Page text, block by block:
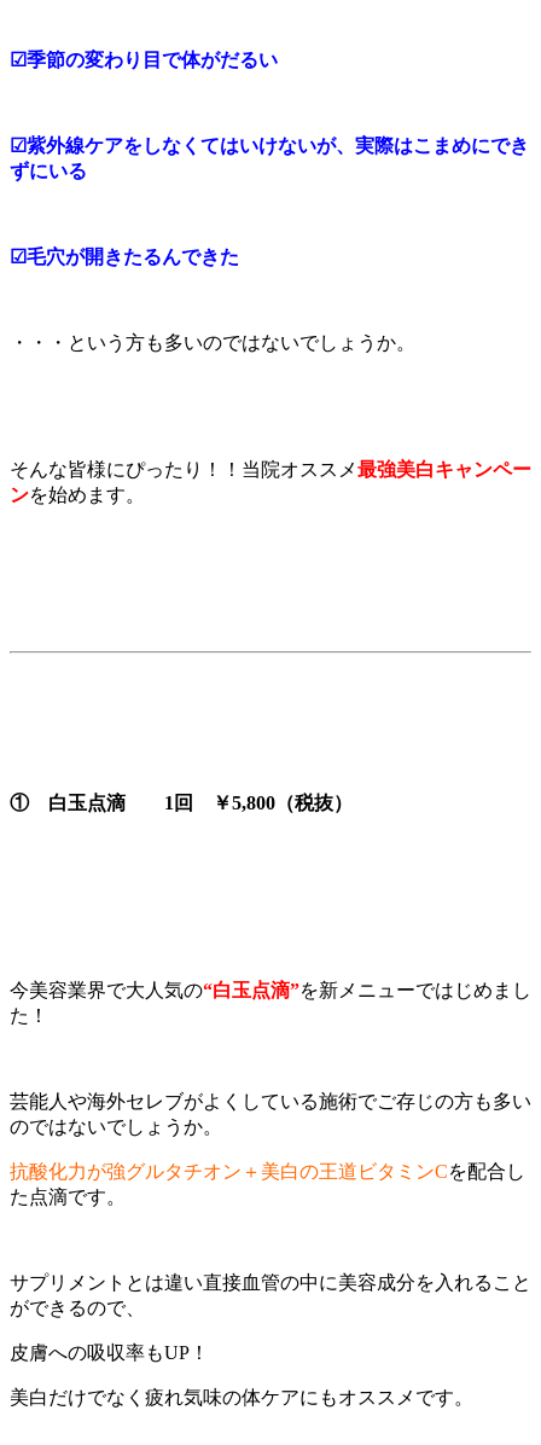
☑季節の変わり目で体がだるい
☑紫外線ケアをしなくてはいけないが、実際はこまめにでき
ずにいる
☑毛穴が開きたるんできた
・・・という方も多いのではないでしょうか。
そんな皆様にぴったり！！当院オススメ最強美白キャンペー
ンを始めます。
① 白玉点滴 1回 ￥5,800（税抜）
今美容業界で大人気の“白玉点滴”を新メニューではじめまし
た！
芸能人や海外セレブがよくしている施術でご存じの方も多い
のではないでしょうか。
抗酸化力が強グルタチオン＋美白の王道ビタミンCを配合し
た点滴です。
サプリメントとは違い直接血管の中に美容成分を入れること
ができるので、
皮膚への吸収率もUP！
美白だけでなく疲れ気味の体ケアにもオススメです。